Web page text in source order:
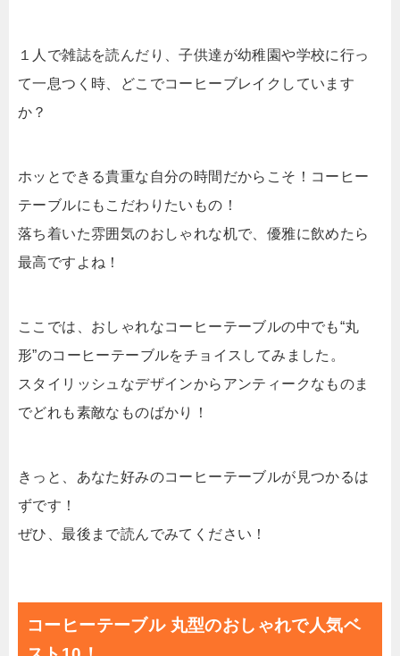
１人で雑誌を読んだり、子供達が幼稚園や学校に行っ
て一息つく時、どこでコーヒーブレイクしています
か？
ホッとできる貴重な自分の時間だからこそ！コーヒー
テーブルにもこだわりたいもの！
落ち着いた雰囲気のおしゃれな机で、優雅に飲めたら
最高ですよね！
ここでは、おしゃれなコーヒーテーブルの中でも“丸
形”のコーヒーテーブルをチョイスしてみました。
スタイリッシュなデザインからアンティークなものま
でどれも素敵なものばかり！
きっと、あなた好みのコーヒーテーブルが見つかるは
ずです！
ぜひ、最後まで読んでみてください！
コーヒーテーブル 丸型のおしゃれで人気ベ